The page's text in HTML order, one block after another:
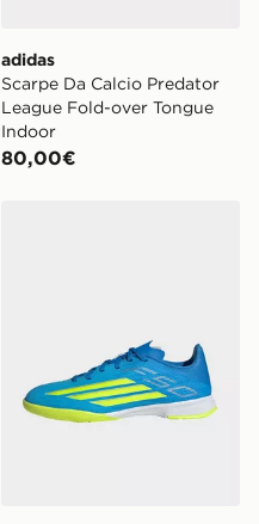
adidas
Scarpe Da Calcio Predator
League Fold-over Tongue
Indoor
80,00€